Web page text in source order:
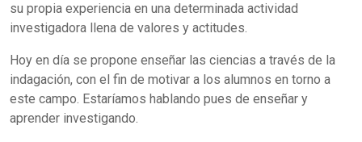
su propia experiencia en una determinada actividad
investigadora llena de valores y actitudes.
Hoy en día se propone enseñar las ciencias a través de la
indagación, con el fin de motivar a los alumnos en torno a
este campo. Estaríamos hablando pues de enseñar y
aprender investigando.